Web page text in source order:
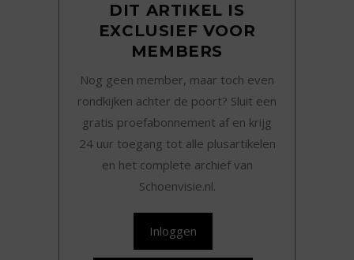
DIT ARTIKEL IS
EXCLUSIEF VOOR
MEMBERS
Nog geen member, maar toch even
rondkijken achter de poort? Sluit een
gratis proefabonnement af en krijg
24 uur toegang tot alle plusartikelen
en het complete archief van
Schoenvisie.nl.
Inloggen